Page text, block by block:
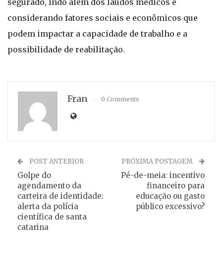
segurado, indo além dos laudos médicos e
considerando fatores sociais e econômicos que
podem impactar a capacidade de trabalho e a
possibilidade de reabilitação.
Fran 0 Comments
POST ANTERIOR
Golpe do
agendamento da
carteira de identidade:
alerta da polícia
científica de santa
catarina
PRÓXIMA POSTAGEM
Pé-de-meia: incentivo
financeiro para
educação ou gasto
público excessivo?